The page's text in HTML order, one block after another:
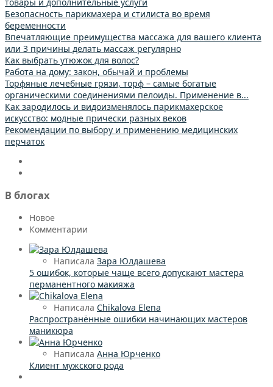
Безопасность парикмахера и стилиста во время
беременности
Впечатляющие преимущества массажа для вашего клиента
или 3 причины делать массаж регулярно
Как выбрать утюжок для волос?
Работа на дому: закон, обычай и проблемы
Торфяные лечебные грязи, торф – самые богатые
органическими соединениями пелоиды. Применение в...
Как зародилось и видоизменялось парикмахерское
искусство: модные прически разных веков
Рекомендации по выбору и применению медицинских
перчаток
В блогах
Новое
Комментарии
Написала Зара Юлдашева
5 ошибок, которые чаще всего допускают мастера
перманентного макияжа
Написала Chikalova Elena
Распространённые ошибки начинающих мастеров
маникюра
Написала Анна Юрченко
Клиент мужского рода